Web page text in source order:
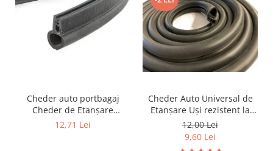
Cheder auto portbagaj
Cheder de Etanșare
Profesional din Cauciuc -
12,71 Lei
Cheder Auto Universal de
Etanșare Uși rezistent la
intemperii, raze UV,
îmbătrânire și temperaturi
extreme
12,00 Lei
9,60 Lei